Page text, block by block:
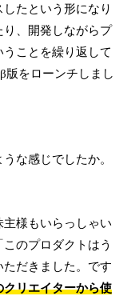
たという形になり
り、開発しながらプ
ことを繰り返して
版をローンチしまし
な感じでしたか。
様もいらっしゃい
のプロダクトはう
だきました。です
クリエイターから使